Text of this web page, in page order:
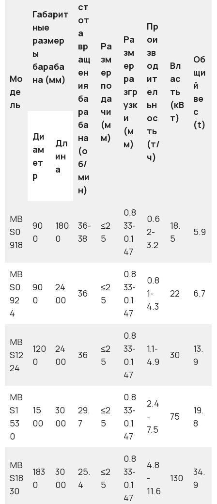
Мо
де
ль
Габарит
ные
размер
ы
бараба
на (мм)
ст
от
а
вр
ащ
ен
ия
ба
ра
ба
на
(о
б/
ми
н)
Ра
зм
ер
по
да
чи
(м
м)
Ра
зм
ер
ра
згр
узк
и
(м
м)
Пр
ои
зв
од
ит
ел
ьн
ос
ть
(т/
ч)
Вл
ас
ть
(кВ
т)
Об
щи
й
ве
с
(t)
Ди
ам
ет
р
Дл
ин
а
MB
S0
918
90
0
180
0
36-
38
≤2
5
0.8
33-
0.1
47
0.6
2-
3.2
18.
5
5.9
MB
S0
92
4
90
0
24
00
36
≤2
5
0.8
33-
0.1
47
0.8
1-
4.3
22 6.7
MB
S12
24
120
0
24
00
36
≤2
5
0.8
33-
0.1
47
1.1-
4.9
30
13.
9
MB
S1
53
0
15
00
30
00
29.
7
≤2
5
0.8
33-
0.1
47
2.4
-
7.5
75
19.
8
MB
S18
30
183
0
30
00
25.
4
≤2
5
0.8
33-
0.1
47
4.8
-
11.6
130
34.
9